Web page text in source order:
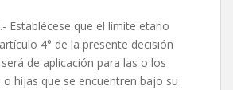
Establécese que el límite etario
4° de la presente decisión
de aplicación para las o los
hijas que se encuentren bajo su